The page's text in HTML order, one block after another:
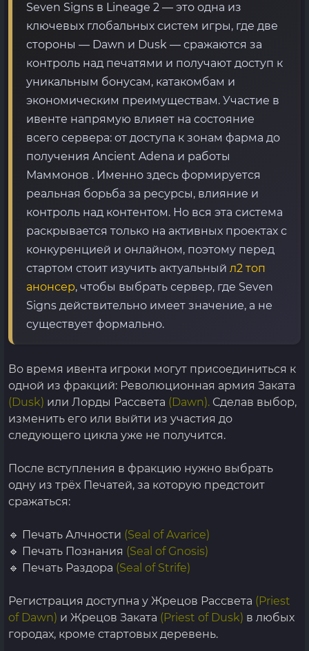
Seven Signs в Lineage 2 — это одна из
ключевых глобальных систем игры, где две
стороны — Dawn и Dusk — сражаются за
контроль над печатями и получают доступ к
уникальным бонусам, катакомбам и
экономическим преимуществам. Участие в
ивенте напрямую влияет на состояние
всего сервера: от доступа к зонам фарма до
получения Ancient Adena и работы
Маммонов . Именно здесь формируется
реальная борьба за ресурсы, влияние и
контроль над контентом. Но вся эта система
раскрывается только на активных проектах с
конкуренцией и онлайном, поэтому перед
стартом стоит изучить актуальный л2 топ
анонсер, чтобы выбрать сервер, где Seven
Signs действительно имеет значение, а не
существует формально.
Во время ивента игроки могут присоединиться к
одной из фракций: Революционная армия Заката
(Dusk) или Лорды Рассвета (Dawn). Сделав выбор,
изменить его или выйти из участия до
следующего цикла уже не получится.
После вступления в фракцию нужно выбрать
одну из трёх Печатей, за которую предстоит
сражаться:
🔹 Печать Алчности (Seal of Avarice)
🔹 Печать Познания (Seal of Gnosis)
🔹 Печать Раздора (Seal of Strife)
Регистрация доступна у Жрецов Рассвета (Priest
of Dawn) и Жрецов Заката (Priest of Dusk) в любых
городах, кроме стартовых деревень.